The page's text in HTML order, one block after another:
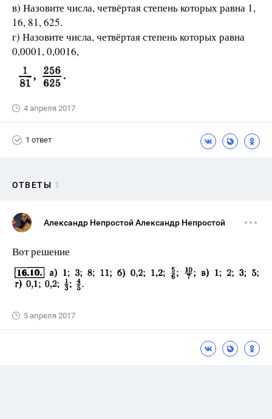
в) Назовите числа, четвёртая степень которых равна 1,
16, 81, 625.
г) Назовите числа, четвёртая степень которых равна
0,0001, 0,0016,
4 апреля 2017
1 ответ
ОТВЕТЫ 1
Александр Непростой Александр Непростой
Вот решение
5 апреля 2017